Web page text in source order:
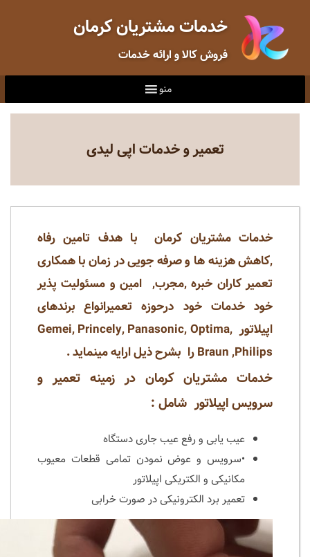
خدمات مشتریان کرمان
فروش کالا و ارائه خدمات
منو
تعمیر و خدمات اپی لیدی
خدمات مشتریان کرمان با هدف تامین رفاه
,کاهش هزینه ها و صرفه جویی در زمان با همکاری
تعمیر کاران خبره ,مجرب, امین و مسئولیت پذیر
خود خدمات خود درحوزه تعمیرانواع برندهای
اپیلاتور Gemei, Princely, Panasonic, Optima,
Braun ,Philipsرا بشرح ذیل ارایه مینماید .
خدمات مشتریان کرمان در زمینه تعمیر و
سرویس اپیلاتور شامل :
عیب یابی و رفع عیب جاری دستگاه
•سرویس و عوض نمودن تمامی قطعات معیوب
مکانیکی و الکتریکی اپیلاتور
تعمیر برد الکترونیکی در صورت خرابی